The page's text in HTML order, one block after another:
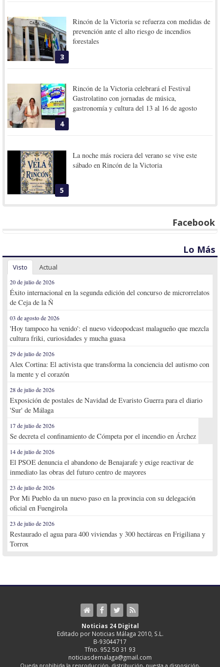
3
Rincón de la Victoria se refuerza con medidas de
prevención ante el alto riesgo de incendios
forestales
4
Rincón de la Victoria celebrará el Festival
Gastrolatino con jornadas de música,
gastronomía y cultura del 13 al 16 de agosto
5
La noche más rociera del verano se vive este
sábado en Rincón de la Victoria
Facebook
Lo Más
Visto Actual
20 de julio de 2026
Éxito internacional en la segunda edición del concurso de microrrelatos
de Ceja de la Ñ
03 de agosto de 2026
'Hoy tampoco ha venido': el nuevo videopodcast malagueño que mezcla
cultura friki, curiosidades y mucha guasa
29 de julio de 2026
Alex Cortina: El activista que transforma la conciencia del autismo con
la mente y el corazón
28 de julio de 2026
Exposición de postales de Navidad de Evaristo Guerra para el diario
'Sur' de Málaga
17 de julio de 2026
Se decreta el confinamiento de Cómpeta por el incendio en Árchez
14 de julio de 2026
El PSOE denuncia el abandono de Benajarafe y exige reactivar de
inmediato las obras del futuro centro de mayores
23 de julio de 2026
Por Mi Pueblo da un nuevo paso en la provincia con su delegación
oficial en Fuengirola
23 de julio de 2026
Restaurado el agua para 400 viviendas y 300 hectáreas en Frigiliana y
Torrox
Noticias 24 Digital
Editado por Noticias Málaga 2010, S.L.
B-93044717
Tfno. 952 50 31 93
noticiasdemalaga@gmail.com
Queda prohibida la reproducción, distribución, puesta a disposición,